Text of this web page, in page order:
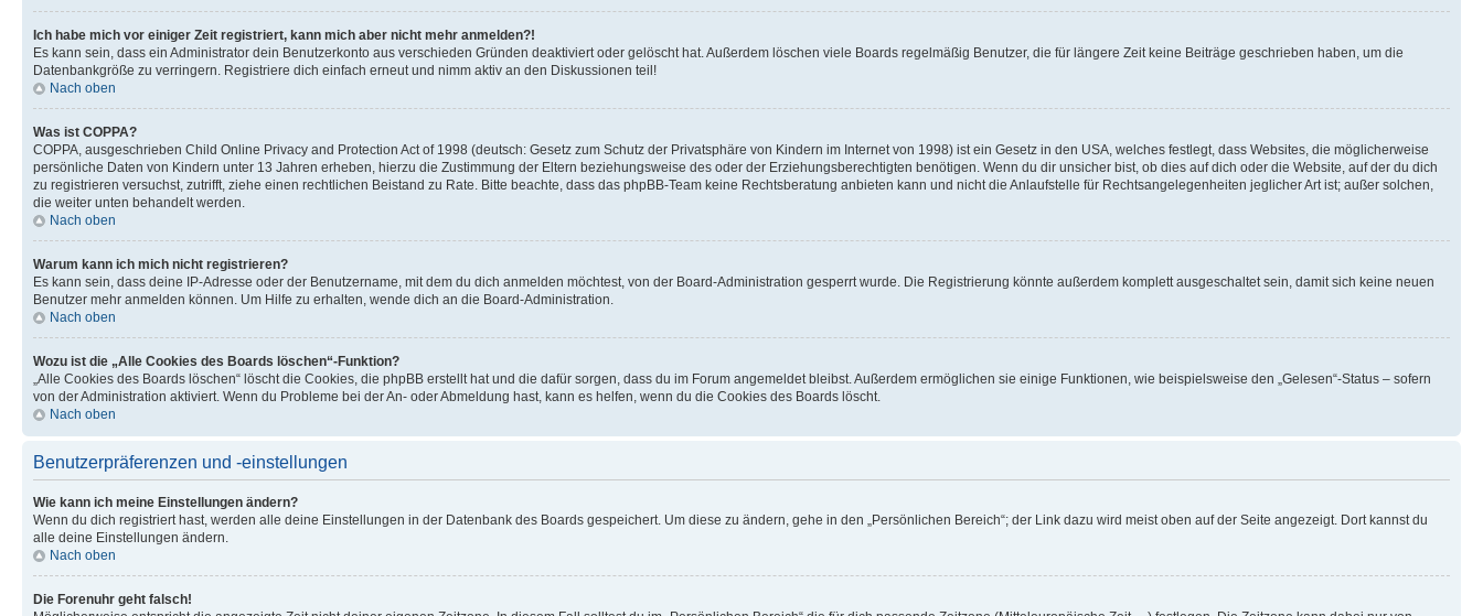
Ich habe mich vor einiger Zeit registriert, kann mich aber nicht mehr anmelden?!
Es kann sein, dass ein Administrator dein Benutzerkonto aus verschieden Gründen deaktiviert oder gelöscht hat. Außerdem löschen viele Boards regelmäßig Benutzer, die für längere Zeit keine Beiträge geschrieben haben, um die
Datenbankgröße zu verringern. Registriere dich einfach erneut und nimm aktiv an den Diskussionen teil!
Nach oben
Was ist COPPA?
COPPA, ausgeschrieben Child Online Privacy and Protection Act of 1998 (deutsch: Gesetz zum Schutz der Privatsphäre von Kindern im Internet von 1998) ist ein Gesetz in den USA, welches festlegt, dass Websites, die möglicherweise
persönliche Daten von Kindern unter 13 Jahren erheben, hierzu die Zustimmung der Eltern beziehungsweise des oder der Erziehungsberechtigten benötigen. Wenn du dir unsicher bist, ob dies auf dich oder die Website, auf der du dich
zu registrieren versuchst, zutrifft, ziehe einen rechtlichen Beistand zu Rate. Bitte beachte, dass das phpBB-Team keine Rechtsberatung anbieten kann und nicht die Anlaufstelle für Rechtsangelegenheiten jeglicher Art ist; außer solchen,
die weiter unten behandelt werden.
Nach oben
Warum kann ich mich nicht registrieren?
Es kann sein, dass deine IP-Adresse oder der Benutzername, mit dem du dich anmelden möchtest, von der Board-Administration gesperrt wurde. Die Registrierung könnte außerdem komplett ausgeschaltet sein, damit sich keine neuen
Benutzer mehr anmelden können. Um Hilfe zu erhalten, wende dich an die Board-Administration.
Nach oben
Wozu ist die „Alle Cookies des Boards löschen“-Funktion?
„Alle Cookies des Boards löschen“ löscht die Cookies, die phpBB erstellt hat und die dafür sorgen, dass du im Forum angemeldet bleibst. Außerdem ermöglichen sie einige Funktionen, wie beispielsweise den „Gelesen“-Status – sofern
von der Administration aktiviert. Wenn du Probleme bei der An- oder Abmeldung hast, kann es helfen, wenn du die Cookies des Boards löscht.
Nach oben
Benutzerpräferenzen und -einstellungen
Wie kann ich meine Einstellungen ändern?
Wenn du dich registriert hast, werden alle deine Einstellungen in der Datenbank des Boards gespeichert. Um diese zu ändern, gehe in den „Persönlichen Bereich“; der Link dazu wird meist oben auf der Seite angezeigt. Dort kannst du
alle deine Einstellungen ändern.
Nach oben
Die Forenuhr geht falsch!